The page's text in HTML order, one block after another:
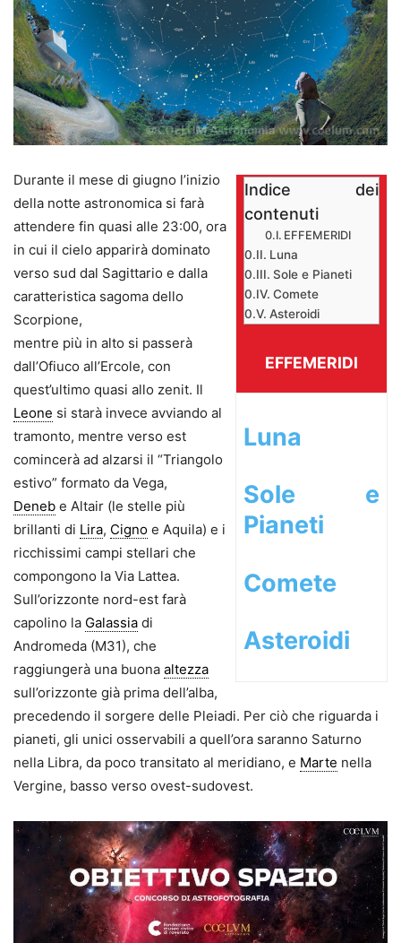
Indice dei
contenuti
EFFEMERIDI
Luna
Sole e Pianeti
Comete
Asteroidi
EFFEMERIDI
Luna
Sole e
Pianeti
Comete
Asteroidi
Durante il mese di giugno l’inizio
della notte astronomica si farà
attendere fin quasi alle 23:00, ora
in cui il cielo apparirà dominato
verso sud dal Sagittario e dalla
caratteristica sagoma dello
Scorpione,
mentre più in alto si passerà
dall’Ofiuco all’Ercole, con
quest’ultimo quasi allo zenit. Il
Leone si starà invece avviando al
tramonto, mentre verso est
comincerà ad alzarsi il “Triangolo
estivo” formato da Vega,
Deneb e Altair (le stelle più
brillanti di Lira, Cigno e Aquila) e i
ricchissimi campi stellari che
compongono la Via Lattea.
Sull’orizzonte nord-est farà
capolino la Galassia di
Andromeda (M31), che
raggiungerà una buona altezza
sull’orizzonte già prima dell’alba,
precedendo il sorgere delle Pleiadi. Per ciò che riguarda i
pianeti, gli unici osservabili a quell’ora saranno Saturno
nella Libra, da poco transitato al meridiano, e Marte nella
Vergine, basso verso ovest-sudovest.